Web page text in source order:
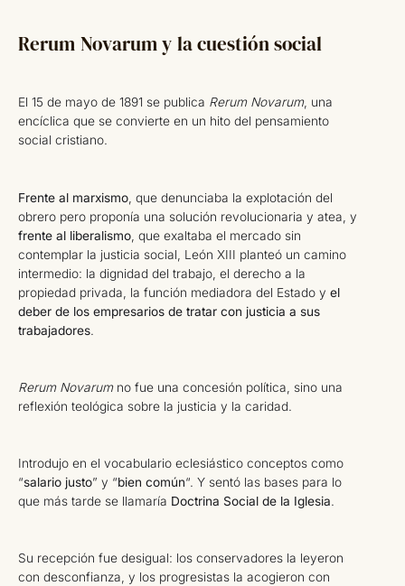
Rerum Novarum y la cuestión social
El 15 de mayo de 1891 se publica Rerum Novarum, una
encíclica que se convierte en un hito del pensamiento
social cristiano.
Frente al marxismo , que denunciaba la explotación del
obrero pero proponía una solución revolucionaria y atea, y
frente al liberalismo , que exaltaba el mercado sin
contemplar la justicia social, León XIII planteó un camino
intermedio: la dignidad del trabajo, el derecho a la
propiedad privada, la función mediadora del Estado y el
deber de los empresarios de tratar con justicia a sus
trabajadores.
Rerum Novarumno fue una concesión política, sino una
reflexión teológica sobre la justicia y la caridad.
Introdujo en el vocabulario eclesiástico conceptos como
“salario justo” y “bien común“. Y sentó las bases para lo
que más tarde se llamaría Doctrina Social de la Iglesia.
Su recepción fue desigual: los conservadores la leyeron
con desconfianza, y los progresistas la acogieron con